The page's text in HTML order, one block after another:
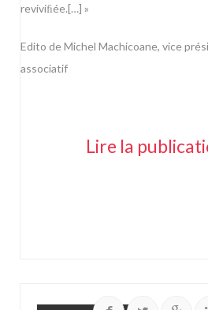
reviviﬁée.[…] »
Edito de Michel Machicoane, vice
associatif
Lire la